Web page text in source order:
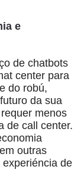
e
de chatbots
center para
do robú,
da sua
menos
de call center.
outras
de